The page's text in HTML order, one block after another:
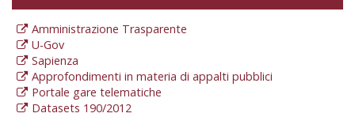
Amministrazione Trasparente
U-Gov
Sapienza
Approfondimenti in materia di appalti pubblici
Portale gare telematiche
Datasets 190/2012